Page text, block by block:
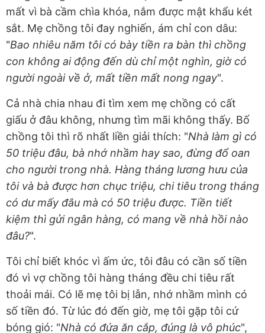
mất vì bà cầm chìa khóa, nắm được mật khẩu két
sắt. Mẹ chồng tôi đay nghiến, ám chỉ con dâu:
"Bao nhiêu năm tôi có bày tiền ra bàn thì chồng
con không ai động đến dù chỉ một nghìn, giờ có
người ngoài về ở, mất tiền mất nong ngay".
Cả nhà chia nhau đi tìm xem mẹ chồng có cất
giấu ở đâu không, nhưng tìm mãi không thấy. Bố
chồng tôi thì rõ nhất liền giải thích: "Nhà làm gì có
50 triệu đâu, bà nhớ nhầm hay sao, đừng đổ oan
cho người trong nhà. Hàng tháng lương hưu của
tôi và bà được hơn chục triệu, chi tiêu trong tháng
có dư mấy đâu mà có 50 triệu được. Tiền tiết
kiệm thì gửi ngân hàng, có mang về nhà hồi nào
đâu?".
Tôi chỉ biết khóc vì ấm ức, tôi đâu có cần số tiền
đó vì vợ chồng tôi hàng tháng đều chi tiêu rất
thoải mái. Có lẽ mẹ tôi bị lẫn, nhớ nhầm mình có
số tiền đó. Từ lúc đó đến giờ, mẹ tôi gặp tôi cứ
bóng gió: "Nhà có đứa ăn cắp, đúng là vô phúc",